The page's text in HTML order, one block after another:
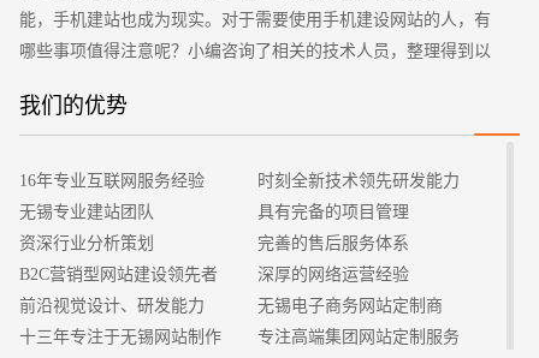
能，手机建站也成为现实。对于需要使用手机建设网站的人，有
哪些事项值得注意呢？小编咨询了相关的技术人员，整理得到以
第一、网站设计尽量简洁方便浏览
量简洁，简化页面可以让读者一眼找到内容重点，增加读者的好
感度。相反，如果页面繁杂，显示内容太多会给读者造成较差的
体验，还会影响网站页面的加载速度和下载速度以及给读者带来
数据流量的多余损失。网站的内容最好不要放置太大的视频、图
片和信息，网站的浏览速度一定要得到保证，不宜过慢，现在人
们都崇尚快速的阅读和得到信息。
我们的优势
16年专业互联网服务经验
无锡专业建站团队
资深行业分析策划
B2C营销型网站建设领先者
前沿视觉设计、研发能力
十三年专注于无锡网站制作
时刻全新技术领先研发能力
具有完备的项目管理
完善的售后服务体系
深厚的网络运营经验
无锡电子商务网站定制商
专注高端集团网站定制服务
招标项目